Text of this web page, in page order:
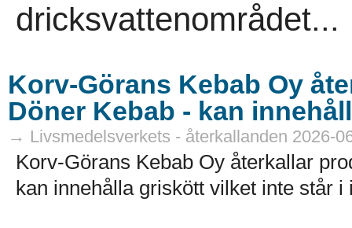
dricksvattenområdet...
Korv-Görans Kebab Oy
Döner Kebab - kan
→ Livsmedelsverkets - återkallanden 2026-
Korv-Görans Kebab Oy återkallar
kan innehålla griskött vilket inte står